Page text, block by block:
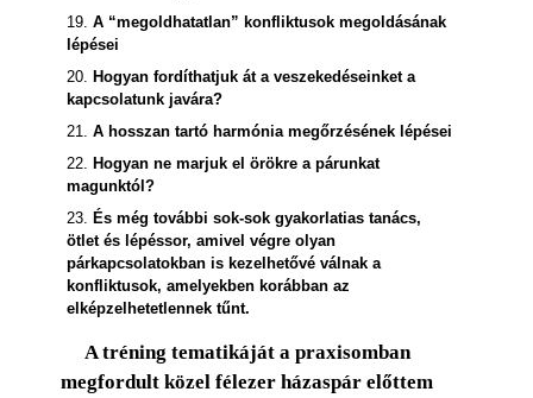
19. A “megoldhatatlan” konfliktusok megoldásának
lépései
20.
Hogyan fordíthatjuk át a veszekedéseinket a
kapcsolatunk javára?
21. A hosszan tartó harmónia megőrzésének lépései
22.
Hogyan ne marjuk el örökre a párunkat
magunktól?
23.
És még további sok-sok gyakorlatias tanács,
ötlet és lépéssor, amivel végre olyan
párkapcsolatokban is kezelhetővé válnak a
konfliktusok, amelyekben korábban az
elképzelhetetlennek tűnt.
A tréning tematikáját a praxisomban
megfordult közel félezer házaspár előttem